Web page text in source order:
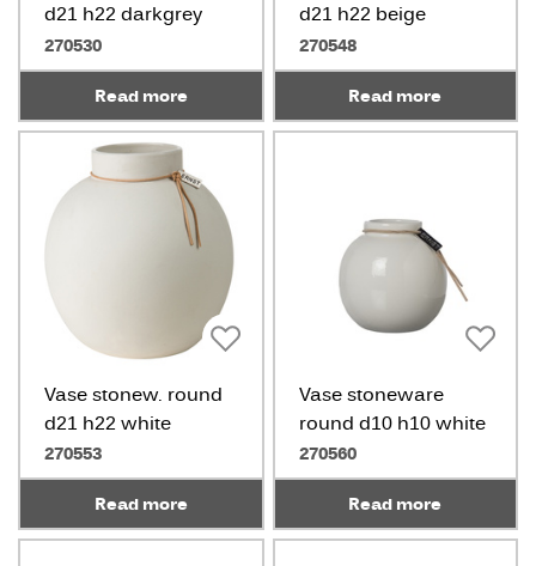
d21 h22 darkgrey
270530
Read more
d21 h22 beige
270548
Read more
Vase stonew. round
d21 h22 white
270553
Read more
Vase stoneware
round d10 h10 white
270560
Read more